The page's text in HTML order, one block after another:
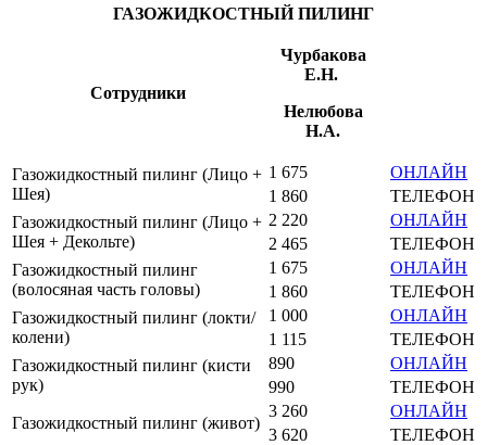
ГАЗОЖИДКОСТНЫЙ ПИЛИНГ
Сотрудники
Чурбакова
Е.Н.
Нелюбова
Н.А.
Газожидкостный пилинг (Лицо +
Шея)
1 675
ОНЛАЙН
1 860
ТЕЛЕФОН
Газожидкостный пилинг (Лицо +
Шея + Декольте)
2 220
ОНЛАЙН
2 465
ТЕЛЕФОН
Газожидкостный пилинг
(волосяная часть головы)
1 675
ОНЛАЙН
1 860
ТЕЛЕФОН
Газожидкостный пилинг (локти/
колени)
1 000
ОНЛАЙН
1 115
ТЕЛЕФОН
Газожидкостный пилинг (кисти
рук)
890
ОНЛАЙН
990
ТЕЛЕФОН
Газожидкостный пилинг (живот)
3 260
ОНЛАЙН
3 620
ТЕЛЕФОН